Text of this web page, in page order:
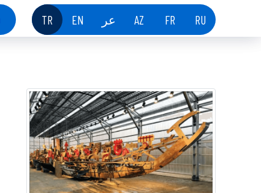
TR EN عر AZ FR RU